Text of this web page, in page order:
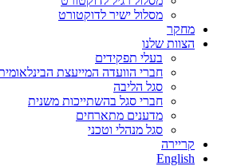
מסלול ישיר לדוקטורט
מחקר
הצוות שלנו
בעלי תפקידים
חברי הוועדה המייעצת
סגל הליבה
חברי סגל בהשתייכות משנית
מדענים מתארחים
סגל מנהלי וטכני
קריירה
English